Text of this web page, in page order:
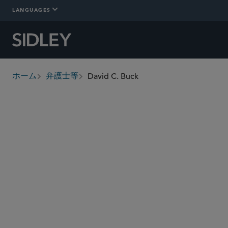
LANGUAGES
breadcrumbs
ホーム 弁護士等 David C. Buck